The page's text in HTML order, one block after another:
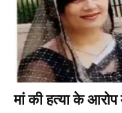
मां की हत्या के